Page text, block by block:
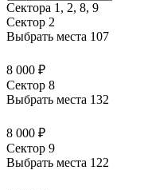
Сектора 1, 2, 8, 9
Сектор 2
Выбрать места 107
8 000 ₽
Сектор 8
Выбрать места 132
8 000 ₽
Сектор 9
Выбрать места 122